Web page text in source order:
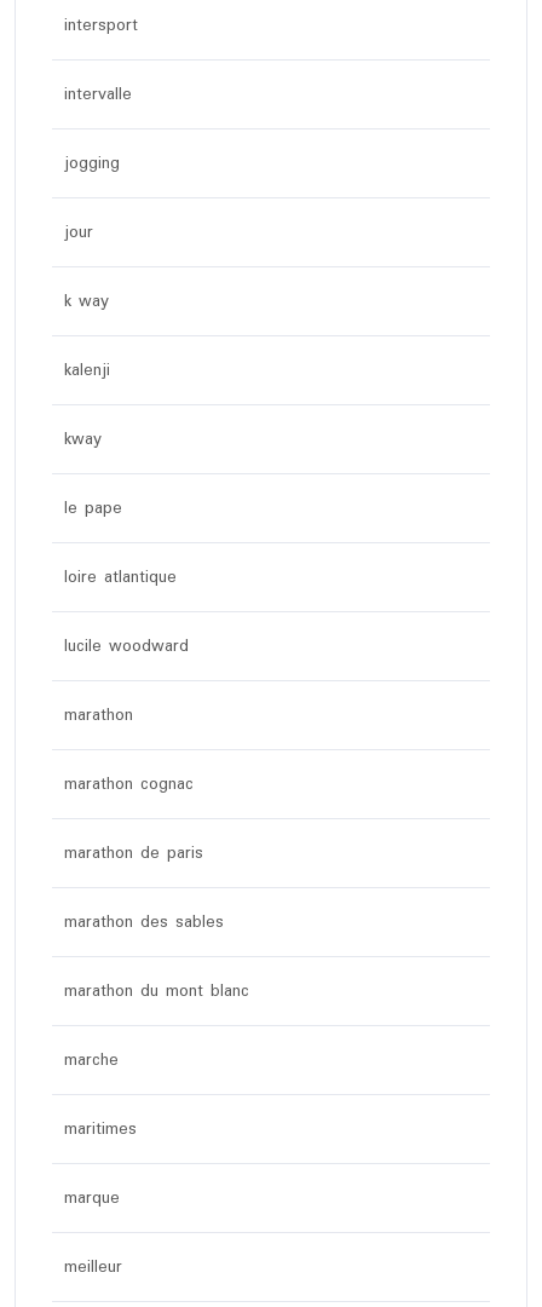
intersport
intervalle
jogging
jour
k way
kalenji
kway
le pape
loire atlantique
lucile woodward
marathon
marathon cognac
marathon de paris
marathon des sables
marathon du mont blanc
marche
maritimes
marque
meilleur